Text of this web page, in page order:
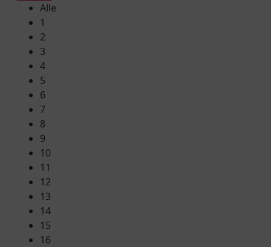
Alle
1
2
3
4
5
6
7
8
9
10
11
12
13
14
15
16